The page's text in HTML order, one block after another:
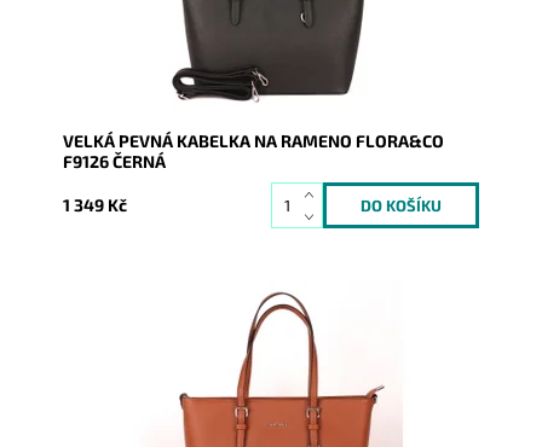
2 roky
VELKÁ PEVNÁ KABELKA NA RAMENO FLORA&CO
F9126 ČERNÁ
1 349 Kč
Pevná velká elegantní kabelka do ruky i na rameno
značky FLORA&CO se stříbrnými doplňky.
Skladem
1559
FLORA&CO
2 roky